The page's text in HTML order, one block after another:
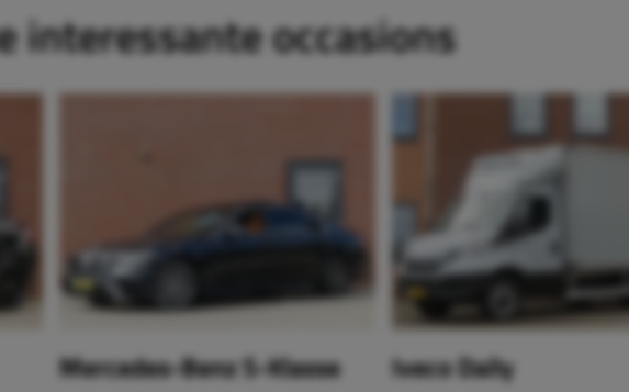
interessante occasions
Mercedes-Benz S-Klasse Iveco Daily